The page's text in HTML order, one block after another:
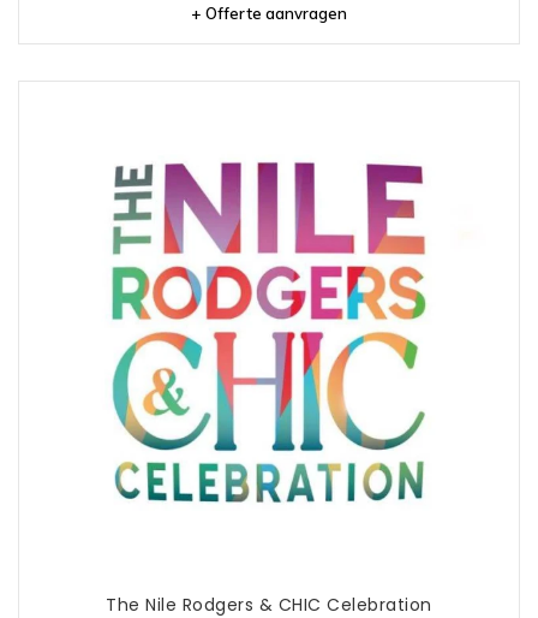
+ Offerte aanvragen
The Nile Rodgers & CHIC Celebration